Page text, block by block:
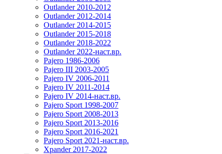
Outlander 2010-2012
Outlander 2012-2014
Outlander 2014-2015
Outlander 2015-2018
Outlander 2018-2022
Outlander 2022-наст.вр.
Pajero 1986-2006
Pajero III 2003-2005
Pajero IV 2006-2011
Pajero IV 2011-2014
Pajero IV 2014-наст.вр.
Pajero Sport 1998-2007
Pajero Sport 2008-2013
Pajero Sport 2013-2016
Pajero Sport 2016-2021
Pajero Sport 2021-наст.вр.
Xpander 2017-2022